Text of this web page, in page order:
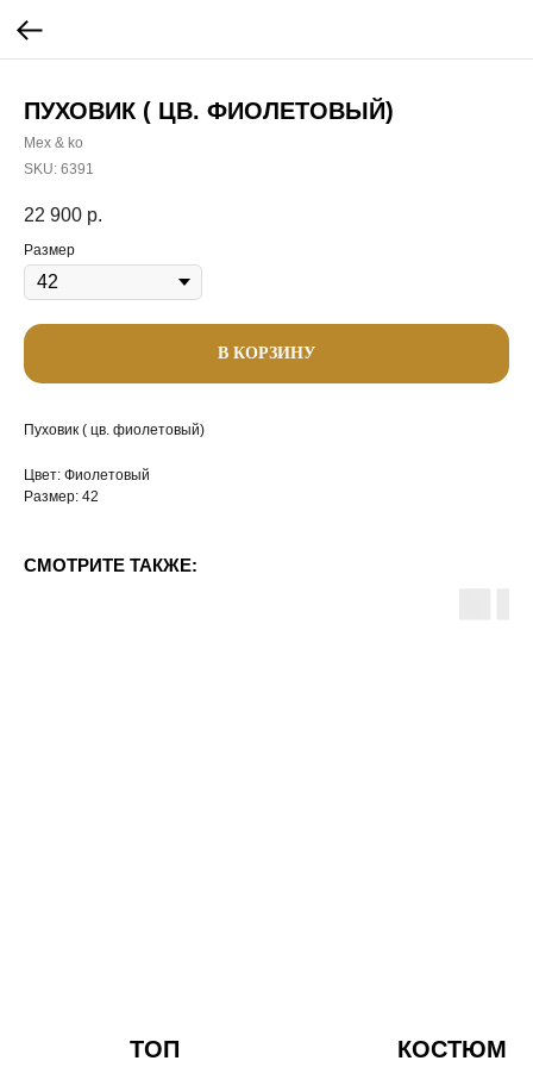
ПУХОВИК ( ЦВ. ФИОЛЕТОВЫЙ)
Mex & ko
SKU: 6391
22 900 р.
Размер
В КОРЗИНУ
Пуховик ( цв. фиолетовый)
Цвет: Фиолетовый
Размер: 42
СМОТРИТЕ ТАКЖЕ:
ТОП КОСТЮМ С